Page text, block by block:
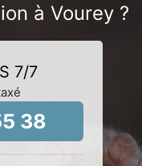
à Vourey ?
7/7
38